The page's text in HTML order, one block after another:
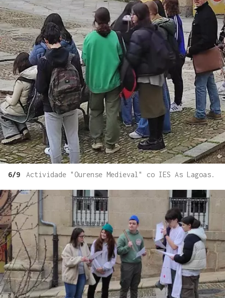
6/9 Actividade "Ourense Medieval" co IES As Lagoas.